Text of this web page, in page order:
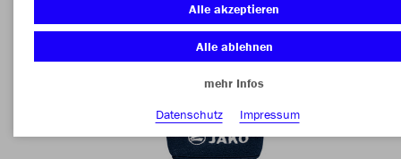
Alle akzeptieren
Alle ablehnen
mehr Infos
Datenschutz
Impressum